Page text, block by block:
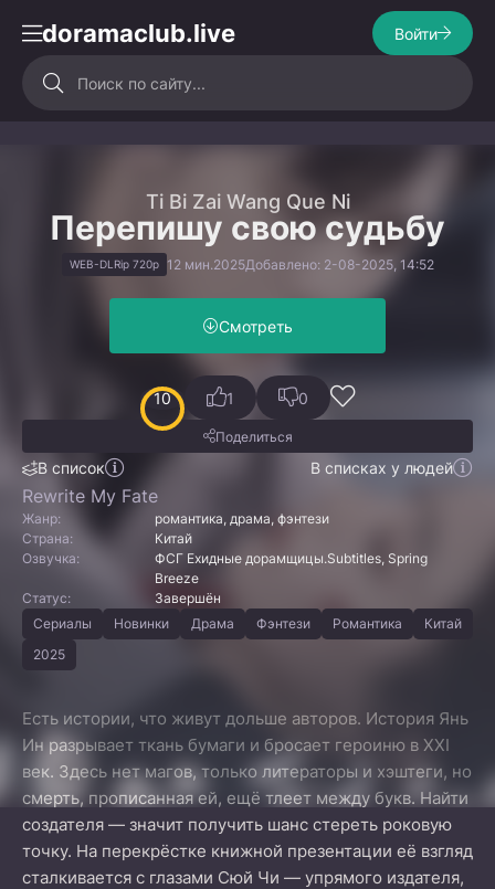
doramaclub.live Войти
Ti Bi Zai Wang Que Ni
Перепишу свою судьбу
WEB-DLRip 720p 12 мин.2025Добавлено: 2-08-2025, 14:52
Смотреть
10
В список В списках у людей
1 0
Поделиться
Rewrite My Fate
Жанр:
романтика, драма, фэнтези
Страна:
Китай
Озвучка:
ФСГ Ехидные дорамщицы.Subtitles, Spring
Breeze
Статус:
Завершён
Сериалы
Новинки Драма Фэнтези Романтика
Китай
2025
Есть истории, что живут дольше авторов. История Янь
Ин разрывает ткань бумаги и бросает героиню в XXI
век. Здесь нет магов, только литераторы и хэштеги, но
смерть, прописанная ей, ещё тлеет между букв. Найти
создателя — значит получить шанс стереть роковую
точку. На перекрёстке книжной презентации её взгляд
сталкивается с глазами Сюй Чи — упрямого издателя,